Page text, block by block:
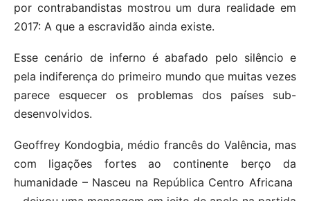
por contrabandistas mostrou um dura realidade em
2017: A que a escravidão ainda existe.
Esse cenário de inferno é abafado pelo silêncio e
pela indiferença do primeiro mundo que muitas vezes
parece esquecer os problemas dos países sub-
desenvolvidos.
Geoffrey Kondogbia, médio francês do Valência, mas
com ligações fortes ao continente berço da
humanidade – Nasceu na República Centro Africana